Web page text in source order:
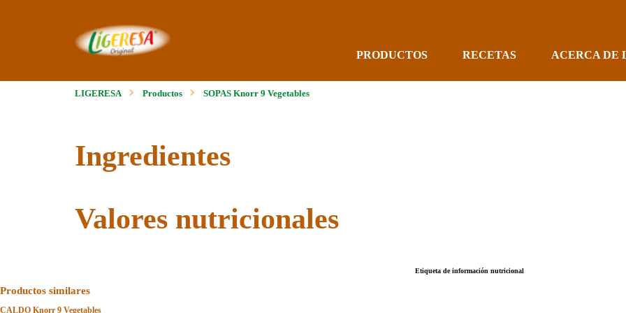
PRODUCTOS RECETAS ACERCA DE
LIGERESA Productos SOPAS Knorr 9 Vegetables
Ingredientes
Valores nutricionales
Etiqueta de información nutricional
Productos similares
CALDO Knorr 9 Vegetables